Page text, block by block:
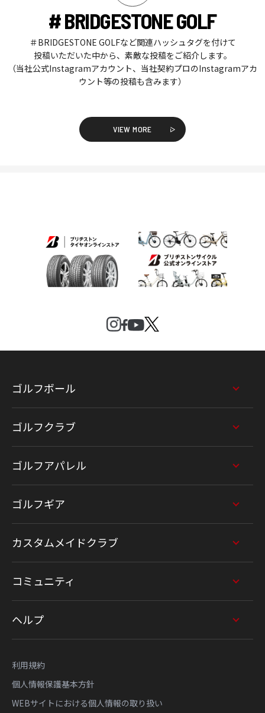
# BRIDGESTONE GOLF
＃BRIDGESTONE GOLFなど関連ハッシュタグを付けて
投稿いただいた中から、素敵な投稿をご紹介します。
（当社公式Instagramアカウント、当社契約プロのInstagramアカ
ウント等の投稿も含みます）
VIEW MORE
ゴルフボール
ゴルフクラブ
ゴルフアパレル
ゴルフギア
カスタムメイドクラブ
コミュニティ
ヘルプ
利用規約
個人情報保護基本方針
WEBサイトにおける個人情報の取り扱い